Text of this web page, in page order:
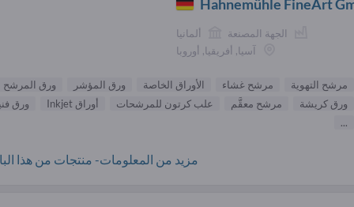
Hahnemühle FineArt
الجهة المصنعة
ألمانيا
آسيا, أفريقيا, أوروبا
مرشح التهوية مرشح غشاء الأوراق الخاصة ورق المؤشر
ورق المرشح
ورق كريشة
مرشح معقَّم علب كرتون للمرشحات أوراق Inkjet
ورق
...
مزيد من المعلومات- منتجات من هذا